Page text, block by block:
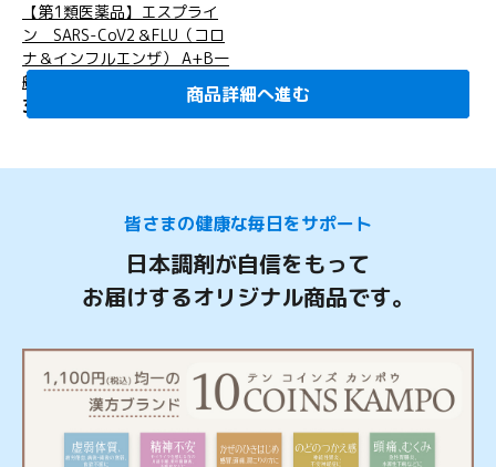
商品詳細へ進む
商品詳細へ進む
商品詳細へ進む
商品詳細へ進む
【第1類医薬品】エスプライ
ン SARS-CoV2＆FLU（コロ
ナ＆インフルエンザ） A+B一
般用２テスト分
3,960 商品詳細へ進む
皆さまの健康な毎日をサポート
日本調剤が自信をもって
お届けするオリジナル商品です。